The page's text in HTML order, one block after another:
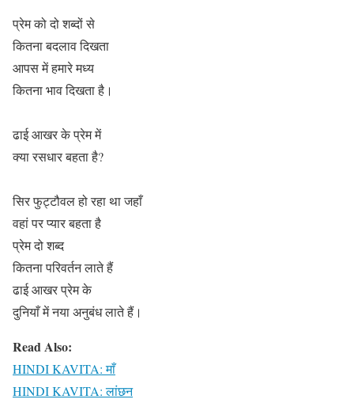
प्रेम को दो शब्दों से
कितना बदलाव दिखता
आपस में हमारे मध्य
कितना भाव दिखता है।
ढाई आखर के प्रेम में
क्या रसधार बहता है?
सिर फुट्टौवल हो रहा था जहाँ
वहां पर प्यार बहता है
प्रेम दो शब्द
कितना परिवर्तन लाते हैं
ढाई आखर प्रेम के
दुनियाँ में नया अनुबंध लाते हैं।
Read Also:
HINDI KAVITA: माँ
HINDI KAVITA: लांछन